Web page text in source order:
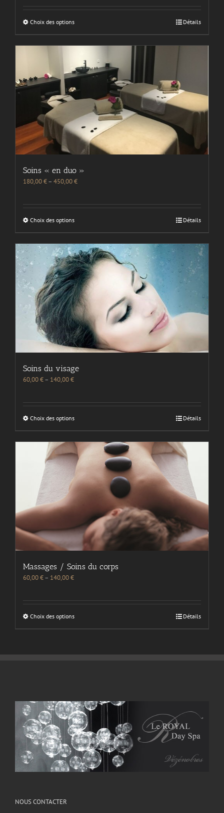
Choix des options Détails
Soins « en duo »
180,00€– 450,00€
Choix des options Détails
Soins du visage
60,00€– 140,00€
Choix des options Détails
Massages / Soins du corps
60,00€– 140,00€
Choix des options Détails
NOUS CONTACTER